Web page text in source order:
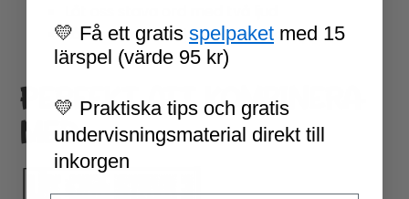
Låt oss stava ord med fyra ljud
PERFEKT ATT KOMBINERA
MED..
💛 Få ett gratis spelpaket med 15
lärspel (värde 95 kr)
💛 Praktiska tips och gratis
undervisningsmaterial direkt till
inkorgen